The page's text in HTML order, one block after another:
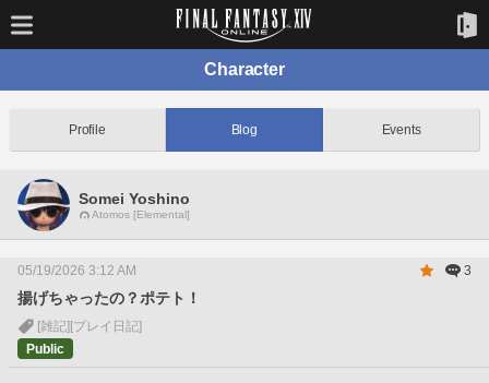
Character
Profile Blog Events
Somei Yoshino
Atomos [Elemental]
05/19/2026 3:12 AM 3
揚げちゃったの？ポテト！
[雑記] [プレイ日記]
Public